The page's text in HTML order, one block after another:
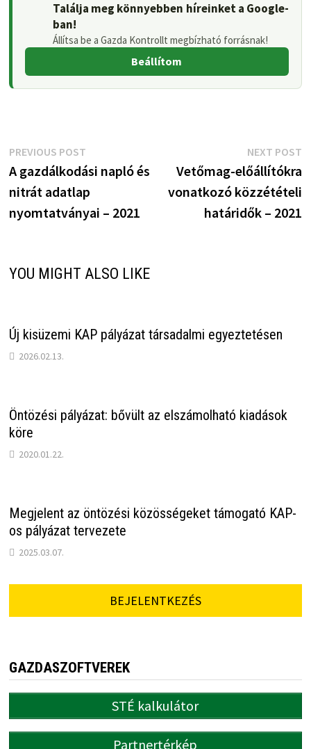
Találja meg könnyebben híreinket a Google-
ban!
Állítsa be a Gazda Kontrollt megbízható forrásnak!
Beállítom
Bejegyzés
navigáció
PREVIOUS POSTPrevious
post:
A gazdálkodási napló és
nitrát adatlap
nyomtatványai – 2021
NEXT POST
Vetőmag-előállítókra
vonatkozó közzétételi
határidők – 2021
YOU MIGHT ALSO LIKE
Új kisüzemi KAP pályázat társadalmi egyeztetésen
2026.02.13.
Öntözési pályázat: bővült az elszámolható kiadások
köre
2020.01.22.
Megjelent az öntözési közösségeket támogató KAP-
os pályázat tervezete
2025.03.07.
BEJELENTKEZÉS
GAZDASZOFTVEREK
STÉ kalkulátor
Partnertérkép